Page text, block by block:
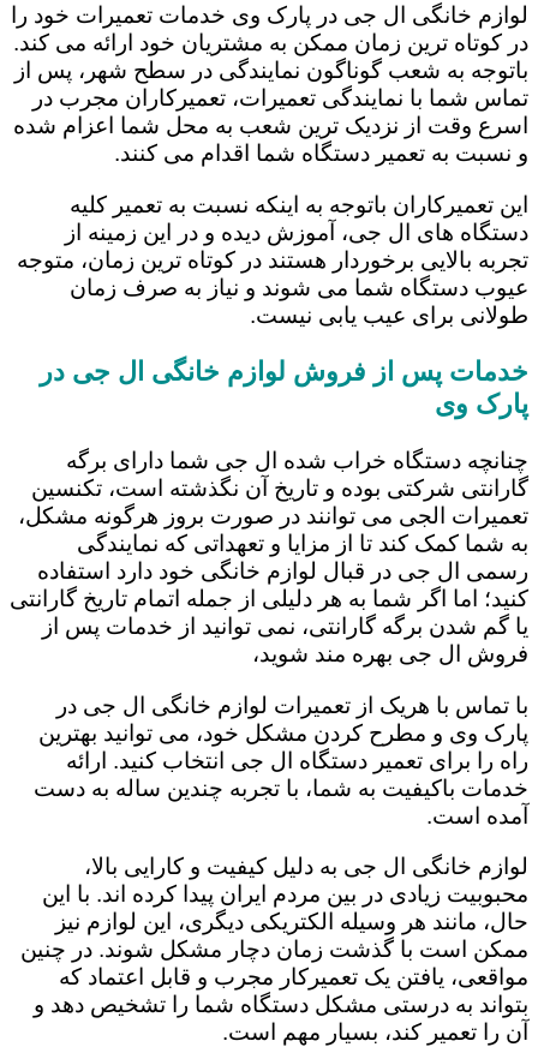
لوازم خانگی ال جی در پارک وی خدمات تعمیرات خود را
در کوتاه ترین زمان ممکن به مشتریان خود ارائه می کند.
باتوجه به شعب گوناگون نمایندگی در سطح شهر، پس از
تماس شما با نمایندگی تعمیرات، تعمیرکاران مجرب در
اسرع وقت از نزدیک ترین شعب به محل شما اعزام شده
و نسبت به تعمیر دستگاه شما اقدام می کنند.
این تعمیرکاران باتوجه به اینکه نسبت به تعمیر کلیه
دستگاه های ال جی، آموزش دیده و در این زمینه از
تجربه بالایی برخوردار هستند در کوتاه ترین زمان، متوجه
عیوب دستگاه شما می شوند و نیاز به صرف زمان
طولانی برای عیب یابی نیست.
خدمات پس از فروش لوازم خانگی ال جی در
پارک وی
چنانچه دستگاه خراب شده ال جی شما دارای برگه
گارانتی شرکتی بوده و تاریخ آن نگذشته است، تکنسین
تعمیرات الجی می توانند در صورت بروز هرگونه مشکل،
به شما کمک کند تا از مزایا و تعهداتی که نمایندگی
رسمی ال جی در قبال لوازم خانگی خود دارد استفاده
کنید؛ اما اگر شما به هر دلیلی از جمله اتمام تاریخ گارانتی
یا گم شدن برگه گارانتی، نمی توانید از خدمات پس از
فروش ال جی بهره مند شوید،
با تماس با هریک از تعمیرات لوازم خانگی ال جی در
پارک وی و مطرح کردن مشکل خود، می توانید بهترین
راه را برای تعمیر دستگاه ال جی انتخاب کنید. ارائه
خدمات باکیفیت به شما، با تجربه چندین ساله به دست
آمده است.
لوازم خانگی ال جی به دلیل کیفیت و کارایی بالا،
محبوبیت زیادی در بین مردم ایران پیدا کرده اند. با این
حال، مانند هر وسیله الکتریکی دیگری، این لوازم نیز
ممکن است با گذشت زمان دچار مشکل شوند. در چنین
مواقعی، یافتن یک تعمیرکار مجرب و قابل اعتماد که
بتواند به درستی مشکل دستگاه شما را تشخیص دهد و
آن را تعمیر کند، بسیار مهم است.